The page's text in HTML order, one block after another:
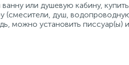
или душевую кабину,
(смесители, душ,
можно установить писсуар(ы)